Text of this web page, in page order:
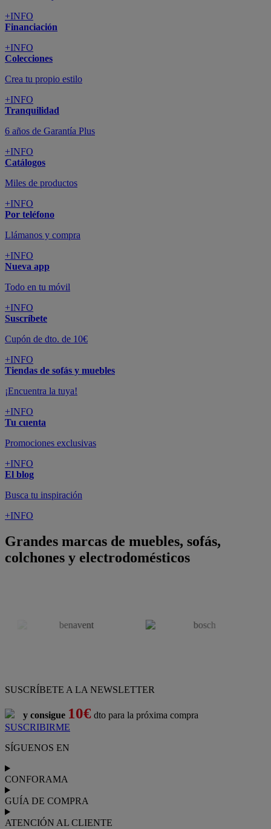
+INFO
Financiación
+INFO
Colecciones
Crea tu propio estilo
+INFO
Tranquilidad
6 años de Garantía Plus
+INFO
Catálogos
Miles de productos
+INFO
Por teléfono
Llámanos y compra
+INFO
Nueva app
Todo en tu móvil
+INFO
Suscríbete
Cupón de dto. de 10€
+INFO
Tiendas de sofás y muebles
¡Encuentra la tuya!
+INFO
Tu cuenta
Promociones exclusivas
+INFO
El blog
Busca tu inspiración
+INFO
Grandes marcas de muebles, sofás,
colchones y electrodomésticos
SUSCRÍBETE A LA NEWSLETTER
y consigue 10€ dto para la próxima compra
SUSCRIBIRME
SÍGUENOS EN
CONFORAMA
GUÍA DE COMPRA
ATENCIÓN AL CLIENTE